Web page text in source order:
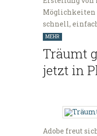
Möglichkeiten
schnell,
MEHR
Träumt
jetzt in
Adobe freut